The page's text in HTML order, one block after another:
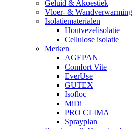
Geluid & Akoestiek
Vloer- & Wandverwarming
Isolatiematerialen
Houtvezelisolatie
Cellulose isolatie
Merken
AGEPAN
Comfort Vite
EverUse
GUTEX
Isofloc
MiDi
PRO CLIMA
Sprayplan